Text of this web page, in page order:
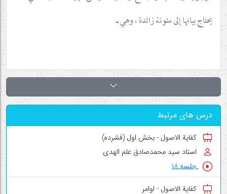
يحتاج بيانها إلى مئونة زائدة ، وهي ـ
درس های مرتبط
کفایة الاصول - بخش اول (فشرده)
استاد سید محمدصادق علم الهدی
جلسه ۱۸
کفایة الاصول - اوامر